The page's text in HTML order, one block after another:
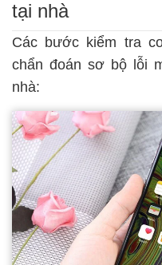
tại nhà
Các bước kiểm tra
chẩn đoán sơ bộ lỗi
nhà: